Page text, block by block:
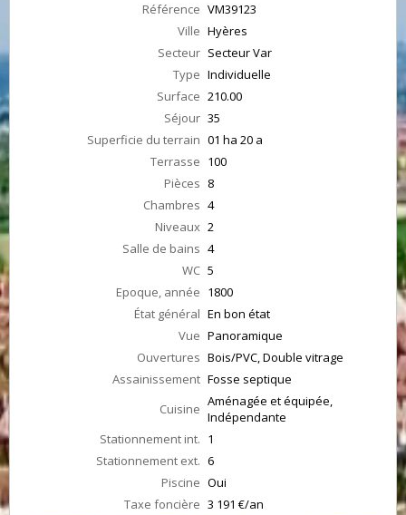
Référence VM39123
Ville Hyères
Secteur Secteur Var
Type Individuelle
Surface 210.00
Séjour 35
Superficie du terrain 01 ha 20 a
Terrasse 100
Pièces 8
Chambres 4
Niveaux 2
Salle de bains 4
WC 5
Epoque, année 1800
État général En bon état
Vue Panoramique
Ouvertures Bois/PVC, Double vitrage
Assainissement Fosse septique
Cuisine Aménagée et équipée,
Indépendante
Stationnement int. 1
Stationnement ext. 6
Piscine Oui
Taxe foncière 3 191 €/an